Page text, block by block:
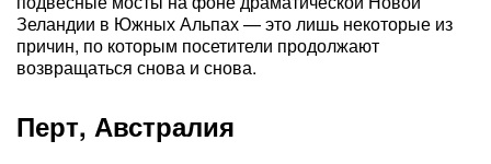
Зеландии в Южных Альпах — это лишь некоторые из
причин, по которым посетители продолжают
возвращаться снова и снова.
Перт, Австралия